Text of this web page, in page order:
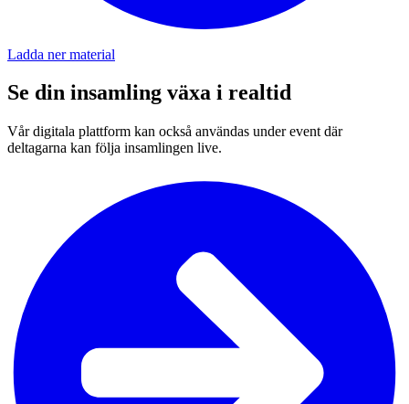
Ladda ner material
Se din insamling växa i realtid
Vår digitala plattform kan också användas under event där
deltagarna kan följa insamlingen live.